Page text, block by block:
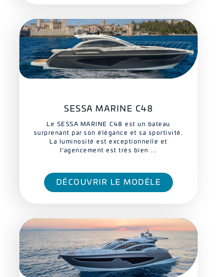
SESSA MARINE C48
Le SESSA MARINE C48 est un bateau
surprenant par son élégance et sa sportivité.
La luminosité est exceptionnelle et
l’agencement est très bien ...
DÉCOUVRIR LE MODÈLE